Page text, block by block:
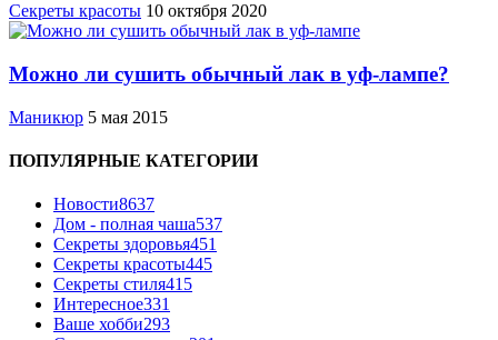
Секреты красоты 10 октября 2020
Можно ли сушить обычный лак в уф-лампе?
Маникюр 5 мая 2015
ПОПУЛЯРНЫЕ КАТЕГОРИИ
Новости8637
Дом - полная чаша537
Cекреты здоровья451
Секреты красоты445
Секреты стиля415
Интересное331
Ваше хобби293